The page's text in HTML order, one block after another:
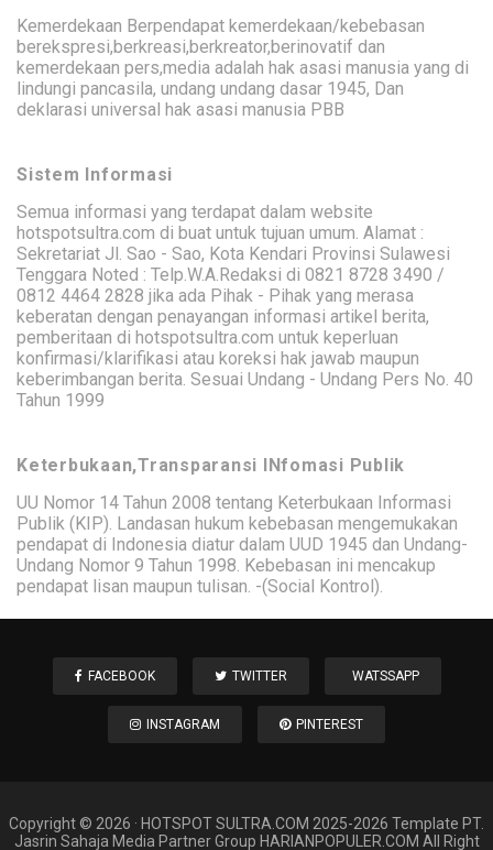
Kemerdekaan Berpendapat kemerdekaan/kebebasan
berekspresi,berkreasi,berkreator,berinovatif dan
kemerdekaan pers,media adalah hak asasi manusia yang di
lindungi pancasila, undang undang dasar 1945, Dan
deklarasi universal hak asasi manusia PBB
Sistem Informasi
Semua informasi yang terdapat dalam website
hotspotsultra.com di buat untuk tujuan umum. Alamat :
Sekretariat Jl. Sao - Sao, Kota Kendari Provinsi Sulawesi
Tenggara Noted : Telp.W.A.Redaksi di 0821 8728 3490 /
0812 4464 2828 jika ada Pihak - Pihak yang merasa
keberatan dengan penayangan informasi artikel berita,
pemberitaan di hotspotsultra.com untuk keperluan
konfirmasi/klarifikasi atau koreksi hak jawab maupun
keberimbangan berita. Sesuai Undang - Undang Pers No. 40
Tahun 1999
Keterbukaan,Transparansi INfomasi Publik
UU Nomor 14 Tahun 2008 tentang Keterbukaan Informasi
Publik (KIP). Landasan hukum kebebasan mengemukakan
pendapat di Indonesia diatur dalam UUD 1945 dan Undang-
Undang Nomor 9 Tahun 1998. Kebebasan ini mencakup
pendapat lisan maupun tulisan. -(Social Kontrol).
FACEBOOK TWITTER WATSSAPP
INSTAGRAM PINTEREST
Copyright © 2026 · HOTSPOT SULTRA .COM 2025-2026 Template PT.
Jasrin Sahaja Media Partner Group HARIANPOPULER.COM All Right